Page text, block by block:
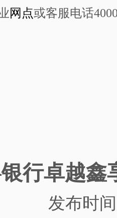
网点或客服电话
行卓越鑫
发布时